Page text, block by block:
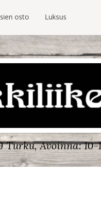
osto Luksus
Avoinna: 10-